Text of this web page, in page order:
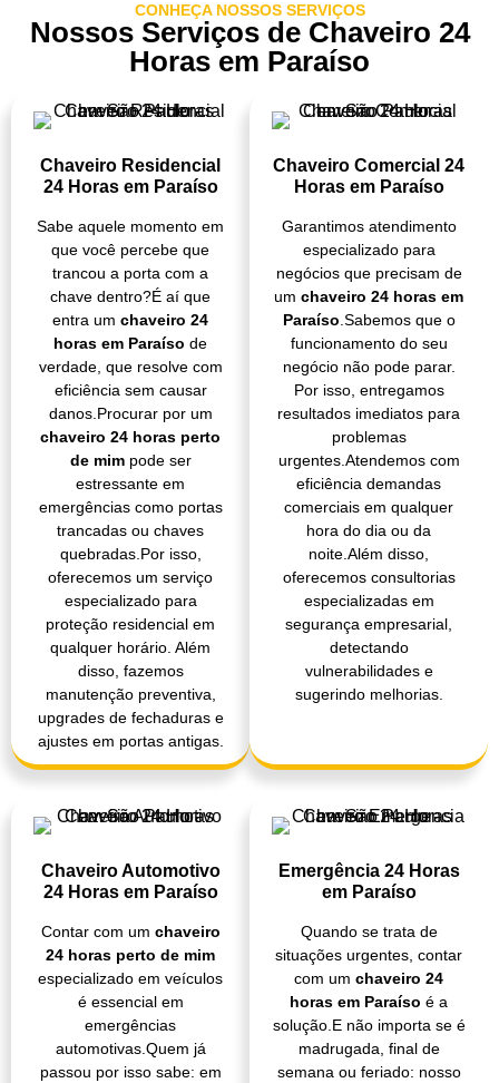
CONHEÇA NOSSOS SERVIÇOS
Nossos Serviços de Chaveiro 24
Horas em Paraíso
Chaveiro Residencial
24 Horas em Paraíso
Sabe aquele momento em
que você percebe que
trancou a porta com a
chave dentro?É aí que
entra um chaveiro 24
horas em Paraíso de
verdade, que resolve com
eficiência sem causar
danos.Procurar por um
chaveiro 24 horas perto
de mimpode ser
estressante em
emergências como portas
trancadas ou chaves
quebradas.Por isso,
oferecemos um serviço
especializado para
proteção residencial em
qualquer horário. Além
disso, fazemos
manutenção preventiva,
upgrades de fechaduras e
ajustes em portas antigas.
Chaveiro Comercial 24
Horas em Paraíso
Garantimos atendimento
especializado para
negócios que precisam de
um chaveiro 24 horas em
Paraíso.Sabemos que o
funcionamento do seu
negócio não pode parar.
Por isso, entregamos
resultados imediatos para
problemas
urgentes.Atendemos com
eficiência demandas
comerciais em qualquer
hora do dia ou da
noite.Além disso,
oferecemos consultorias
especializadas em
segurança empresarial,
detectando
vulnerabilidades e
sugerindo melhorias.
Chaveiro Automotivo
24 Horas em Paraíso
Contar com um chaveiro
24 horas perto de mim
especializado em veículos
é essencial em
emergências
automotivas.Quem já
passou por isso sabe: em
Emergência 24 Horas
em Paraíso
Quando se trata de
situações urgentes, contar
com um chaveiro 24
horas em Paraíso é a
solução.E não importa se é
madrugada, final de
semana ou feriado: nosso